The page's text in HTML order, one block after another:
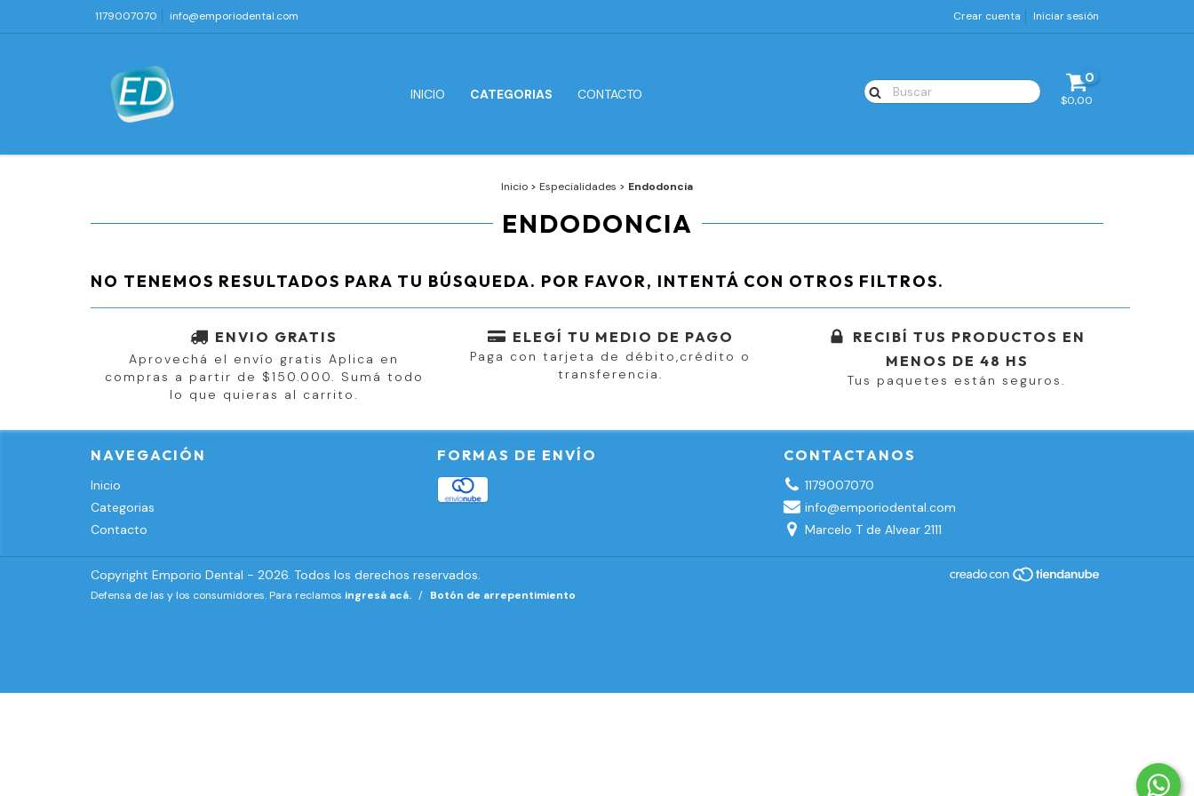
1179007070 info@emporiodental.com Crear cuenta Iniciar sesión
INICIO CATEGORIAS CONTACTO
0
$0,00
Inicio > Especialidades > Endodoncia
ENDODONCIA
NO TENEMOS RESULTADOS PARA TU BÚSQUEDA. POR FAVOR, INTENTÁ CON OTROS FILTROS.
ENVIO GRATIS
Aprovechá el envío gratis Aplica en
compras a partir de $150.000. Sumá todo
lo que quieras al carrito.
ELEGÍ TU MEDIO DE PAGO
Paga con tarjeta de débito,crédito o
transferencia.
RECIBÍ TUS PRODUCTOS EN
MENOS DE 48 HS
Tus paquetes están seguros.
NAVEGACIÓN
Inicio
Categorias
Contacto
FORMAS DE ENVÍO CONTACTANOS
1179007070
info@emporiodental.com
Marcelo T de Alvear 2111
Copyright Emporio Dental - 2026. Todos los derechos reservados.
Defensa de las y los consumidores. Para reclamos ingresá acá. / Botón de arrepentimiento